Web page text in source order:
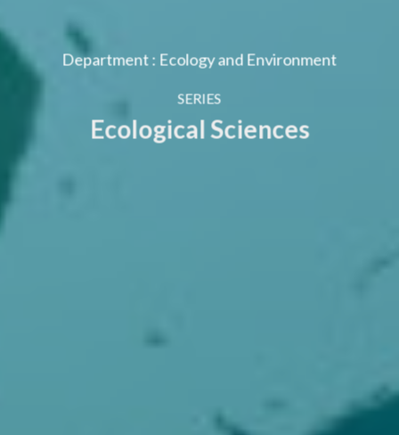
Department : Ecology and Environment
SERIES
Ecological Sciences